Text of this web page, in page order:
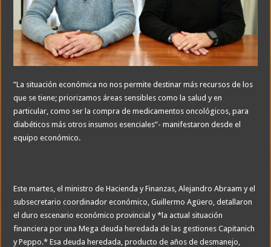
”La situación económica no nos permite destinar más recursos de los
que se tiene; priorizamos áreas sensibles como la salud y en
particular, como ser la compra de medicamentos oncológicos, para
diabéticos más otros insumos esenciales”- manifestaron desde el
equipo económico.
Este martes, el ministro de Hacienda y Finanzas, Alejandro Abraam y el
subsecretario coordinador económico, Guillermo Agüero, detallaron
el duro escenario económico provincial y *la actual situación
financiera por una Mega deuda heredada de las gestiones Capitanich
y Peppo.* Esa deuda heredada, producto de años de desmanejo,